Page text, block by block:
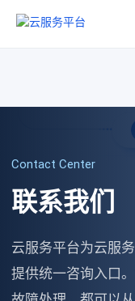
Contact Center
联系我们
云服务平台为云服
提供统一咨询入口